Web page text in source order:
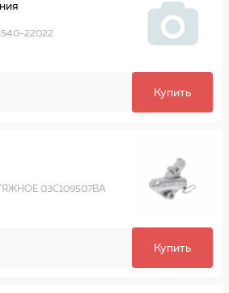
22022
Купить
03C109507BA
Купить